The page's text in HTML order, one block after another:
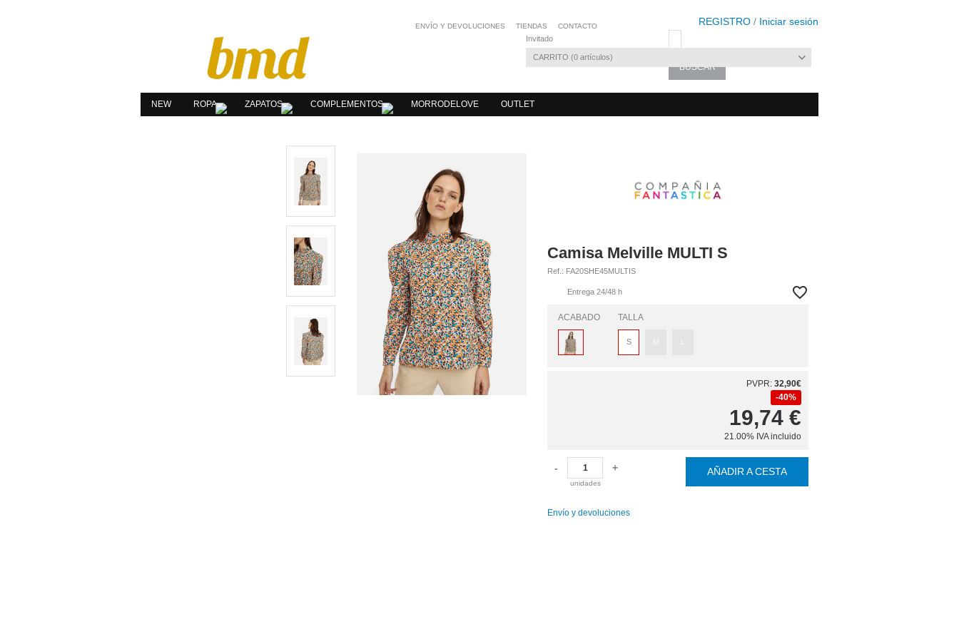
REGISTRO / Iniciar sesión
Invitado
CARRITO 0 artículos
ENVÍO Y DEVOLUCIONES TIENDAS CONTACTO
NEW ROPA ZAPATOS COMPLEMENTOS MORRODELOVE OUTLET
Camisa Melville MULTI S
Ref.: FA20SHE45MULTIS
Entrega 24/48 h
ACABADO TALLA
S
PVPR: 32,90€
40%
19,74 €
21.00% IVA incluido
-
unidades
+ AÑADIR A CESTA
Envío y devoluciones